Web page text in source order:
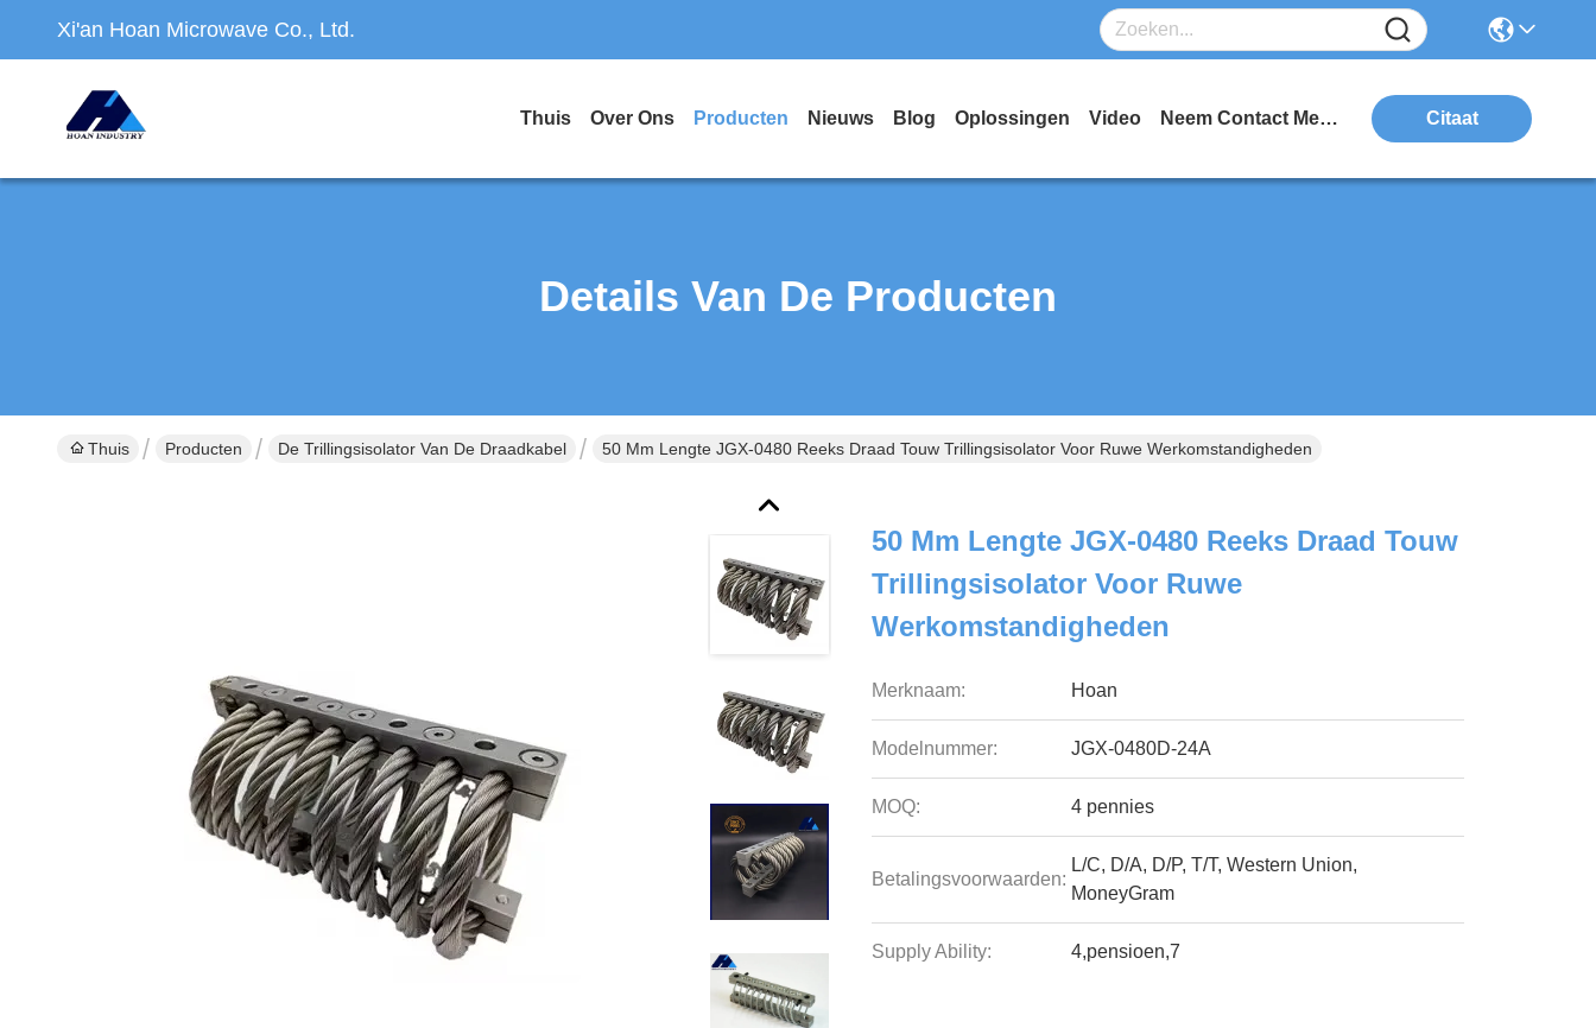
Xi'an Hoan Microwave Co., Ltd.
Thuis Over Ons Producten Nieuws Blog Oplossingen Video Neem Contact Met Ons Op Citaat
Details Van De Producten
Thuis Producten De Trillingsisolator Van De Draadkabel 50 Mm Lengte JGX-0480 Reeks Draad Touw Trillingsisolator Voor Ruwe Werkomstandigheden
50 Mm Lengte JGX-0480 Reeks Draad Touw
Trillingsisolator Voor Ruwe
Werkomstandigheden
Merknaam: Hoan
Modelnummer: JGX-0480D-24A
MOQ: 4 pennies
Betalingsvoorwaarden:
L/C, D/A, D/P, T/T, Western Union,
MoneyGram
Supply Ability: 4,pensioen,7